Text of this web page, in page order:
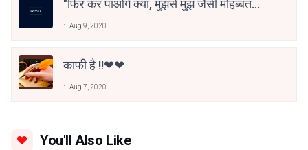
"फिर कर पाओगे क्या, मुझसे मुझ जैसी मोहब्बत !!
Aug 9, 2020
काफी है !!❤❤
Aug 7, 2020
You'll Also Like